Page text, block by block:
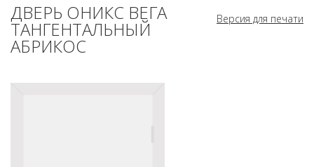
Версия для печати
ДВЕРЬ ОНИКС ВЕГА
ТАНГЕНТАЛЬНЫЙ
АБРИКОС